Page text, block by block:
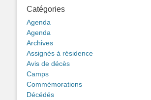
Catégories
Agenda
Agenda
Archives
Assignés à résidence
Avis de décès
Camps
Commémorations
Décédés